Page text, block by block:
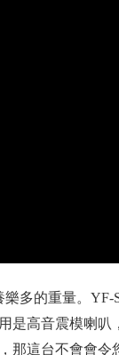
多的重量。
是高音震模喇
那這台不會會